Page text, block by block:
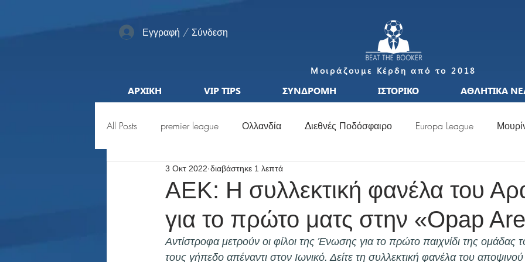
Εγγραφή / Σύνδεση
Μοιράζουμε Κέρδη από το 2018
ΑΡΧΙΚΗ VIP TIPS ΣΥΝΔΡΟΜΗ ΙΣΤΟΡΙΚΟ ΑΘΛΗΤΙΚΑ
All Posts premier league Ολλανδία Διεθνές Ποδόσφαιρο Europa League
Pro League MLS
Προκριματικά Euro Μέσσι Μουντιάλ Ελλάδα Ιταλία Χάαλαντ
ΑΕΚ: Η συλλεκτική φανέλα του
για το πρώτο ματς στην «Opap
3 Οκτ 2022 διαβάστηκε 1 λεπτά
Αντίστροφα μετρούν οι φίλοι της Ένωσης για το πρώτο παιχνίδι της ομάδας
τους γήπεδο απέναντι στον Ιωνικό. Δείτε τη συλλεκτική φανέλα του αποψινού